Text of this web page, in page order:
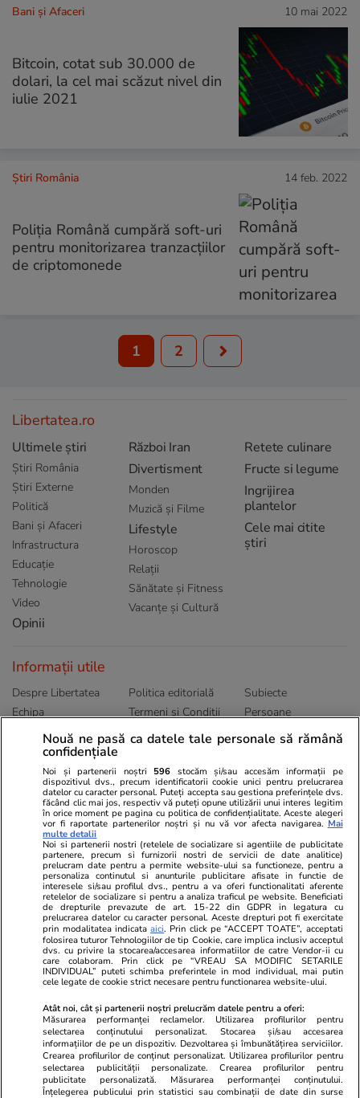
Bani și Afaceri 10 mai 2022
Bitcoin, cotat sub 30.000 de
dolari, la cel mai scăzut nivel din
iulie 2021
Știri România 14 feb. 2022
Poliția Română cumpără soft-uri
pentru monitorizarea tranzacțiilor
de criptomonede
1 2
Libertatea.ro
Ultimele știri
Știri România
Știri Externe
Politică
Bani și Afaceri
Infrastructura
Educație
Tehnologie
Video
Opinii
Război Iran
Divertisment
Monden
Muzică și Filme
Lifestyle
Horoscop
Relații
Sănătate și Fitness
Vacanțe și Cultură
Retete culinare
Fructe si legume
Ingrijirea
plantelor
Cele mai citite
știri
Informații utile
Despre Libertatea
Echipa
Publicitate
Politica de
Politica editorială
Termeni și Conditii
Abonamente
Subiecte
Persoane
Sitemap
Ringier România
Libertatea pentru
Unica.ro
Program TV
Avantaje
ELLE
Gazeta Sporturilor
Stiri mondene
Calculator sarcina
Ajută Copiii
Locuri de muncă
Imobiliare.ro
Jobradar24
Imoradar24
Colecții Libertatea
Pariază responsabil! Decizia ONJN nr. 821/25.09.2025.
Jocurile de noroc sunt interzise minorilor.
© 2026 Ringier Romania. Toate drepturile rezervate
Actualizare preferințe cookies
Nouă ne pasă ca datele tale personale să rămână
confidențiale
Noi și partenerii noștri 596 stocăm și/sau accesăm informații pe
dispozitivul dvs., precum identificatorii cookie unici pentru prelucrarea
datelor cu caracter personal. Puteți accepta sau gestiona preferințele dvs.
făcând clic mai jos, respectiv vă puteți opune utilizării unui interes legitim
în orice moment pe pagina cu politica de confidențialitate. Aceste alegeri
vor fi raportate partenerilor noștri și nu vă vor afecta navigarea. Mai
multe detalii
Noi si partenerii nostri (retelele de socializare si agentiile de publicitate
partenere, precum si furnizorii nostri de servicii de date analitice)
prelucram date pentru a permite website-ului sa functioneze, pentru a
personaliza continutul si anunturile publicitare afisate in functie de
interesele si/sau profilul dvs., pentru a va oferi functionalitati aferente
retelelor de socializare si pentru a analiza traficul pe website. Beneficiati
de drepturile prevazute de art. 15-22 din GDPR in legatura cu
prelucrarea datelor cu caracter personal. Aceste drepturi pot fi exercitate
prin modalitatea indicataaici. Prin click pe “ACCEPT TOATE”, acceptati
folosirea tuturor Tehnologiilor de tip Cookie, care implica inclusiv acceptul
dvs. cu privire la stocarea/accesarea informatiilor de catre Vendor-ii cu
care colaboram. Prin click pe “VREAU SA MODIFIC SETARILE
INDIVIDUAL” puteti schimba preferintele in mod individual, mai putin
cele legate de cookie strict necesare pentru functionarea website-ului.
Atât noi, cât și partenerii noștri prelucrăm datele pentru a oferi:
Măsurarea performanței reclamelor. Utilizarea profilurilor pentru
selectarea conținutului personalizat. Stocarea și/sau accesarea
informațiilor de pe un dispozitiv. Dezvoltarea și îmbunătățirea serviciilor.
Crearea profilurilor de conținut personalizat. Utilizarea profilurilor pentru
selectarea publicității personalizate. Crearea profilurilor pentru
publicitate personalizată. Măsurarea performanței conținutului.
Înțelegerea publicului prin statistici sau combinații de date din surse